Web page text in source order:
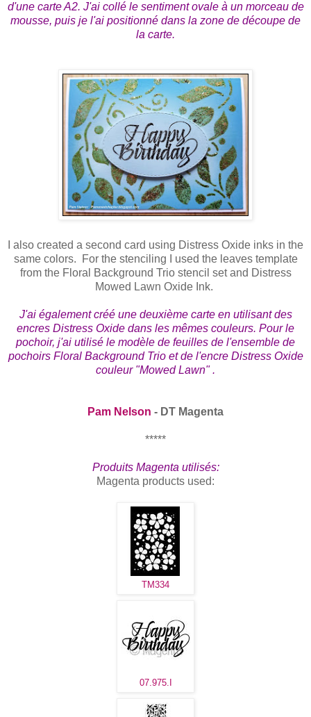
d'une carte A2. J'ai collé le sentiment ovale à un morceau de
mousse, puis je l'ai positionné dans la zone de découpe de
la carte.
I also created a second card using Distress Oxide inks in the
same colors. For the stenciling I used the leaves template
from the Floral Background Trio stencil set and Distress
Mowed Lawn Oxide Ink.
J'ai également créé une deuxième carte en utilisant des
encres Distress Oxide dans les mêmes couleurs. Pour le
pochoir, j'ai utilisé le modèle de feuilles de l'ensemble de
pochoirs Floral Background Trio et de l'encre Distress Oxide
couleur "Mowed Lawn" .
Pam Nelson - DT Magenta
*****
Produits Magenta utilisés:
Magenta products used:
TM334
07.975.I